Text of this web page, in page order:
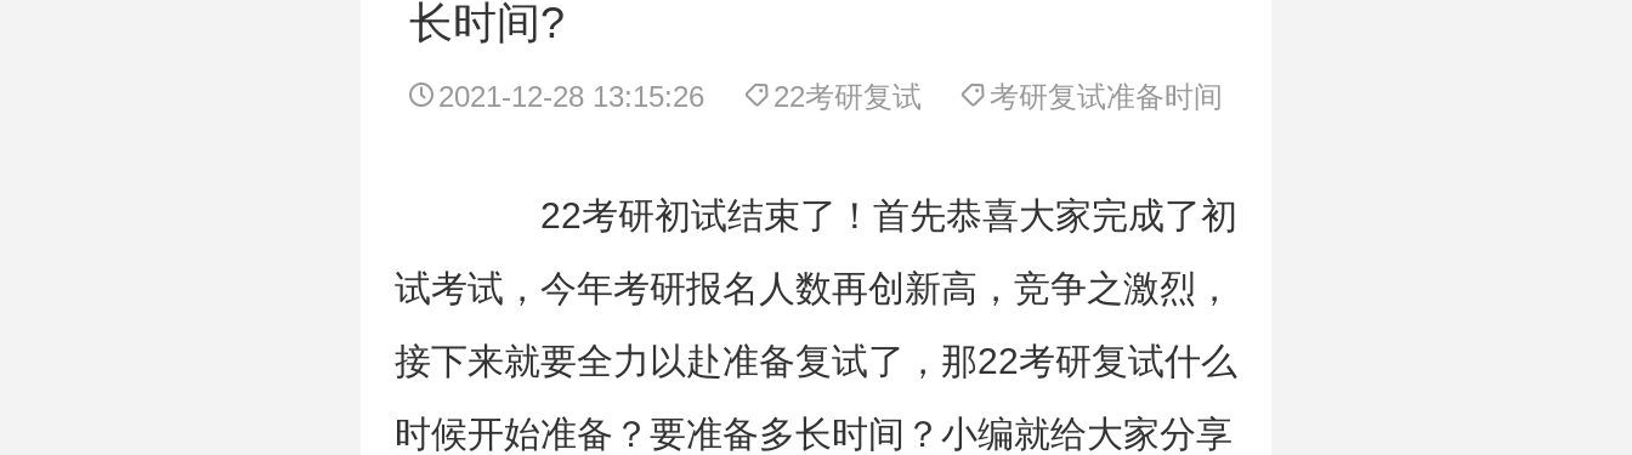
长时间?
2021-12-28 13:15:26 22考研复试 考研复试准备时间
22考研初试结束了！首先恭喜大家完成了初
试考试，今年考研报名人数再创新高，竞争之激烈，
接下来就要全力以赴准备复试了，那22考研复试什么
时候开始准备？要准备多长时间？小编就给大家分享